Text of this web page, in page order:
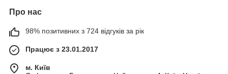
Про нас
98% позитивних з 724 відгуків за рік
Працює з 23.01.2017
м. Київ